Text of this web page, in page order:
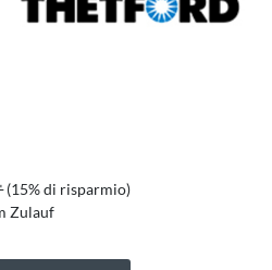
(15% di risparmio)
Zulauf